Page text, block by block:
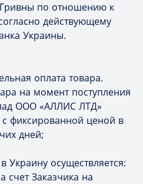
по отношению к
действующему
Украины.
оплата товара.
на момент поступления
ООО «АЛЛИС ЛТД»
с фиксированной ценой в
дней;
осуществляется:
Заказчика на